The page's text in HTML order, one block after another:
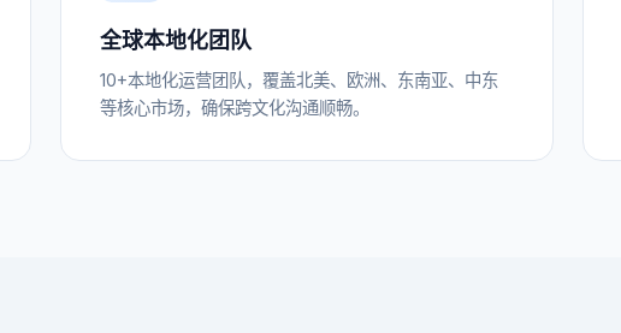
全球本地化团队
10+本地化运营团队，覆盖北美、欧洲、东南亚、中东
等核心市场，确保跨文化沟通顺畅。